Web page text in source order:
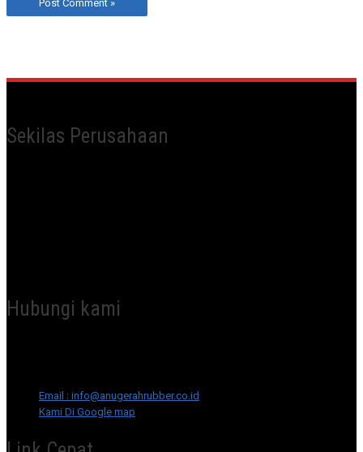
Sekilas Perusahaan
Hubungi kami
Email : info@anugerahrubber.co.id
Kami Di Google map